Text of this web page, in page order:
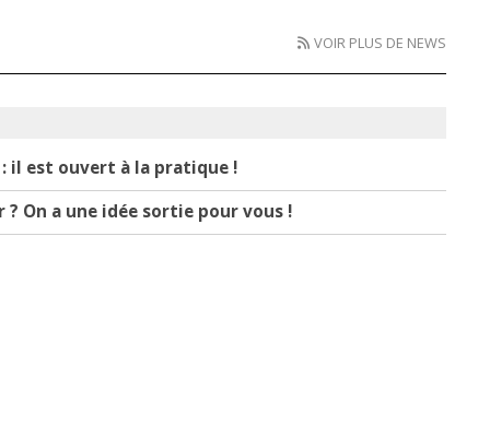
il est ouvert à la pratique !
? On a une idée sortie pour vous !
VOIR PLUS DE NEWS